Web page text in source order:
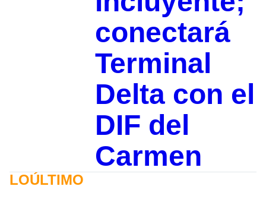
conectará
Terminal
Delta con el
DIF del
Carmen
LOÚLTIMO